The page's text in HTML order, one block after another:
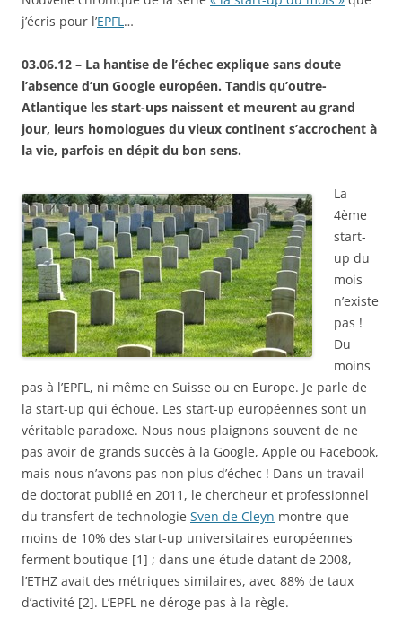
j’écris pour l’EPFL…
03.06.12 – La hantise de l’échec explique sans doute
l’absence d’un Google européen. Tandis qu’outre-
Atlantique les start-ups naissent et meurent au grand
jour, leurs homologues du vieux continent s’accrochent à
la vie, parfois en dépit du bon sens.
La
4ème
start-
up du
mois
n’existe
pas !
Du
moins
pas à l’EPFL, ni même en Suisse ou en Europe. Je parle de
la start-up qui échoue. Les start-up européennes sont un
véritable paradoxe. Nous nous plaignons souvent de ne
pas avoir de grands succès à la Google, Apple ou Facebook,
mais nous n’avons pas non plus d’échec ! Dans un travail
de doctorat publié en 2011, le chercheur et professionnel
du transfert de technologie Sven de Cleyn montre que
moins de 10% des start-up universitaires européennes
ferment boutique [1] ; dans une étude datant de 2008,
l’ETHZ avait des métriques similaires, avec 88% de taux
d’activité [2]. L’EPFL ne déroge pas à la règle.